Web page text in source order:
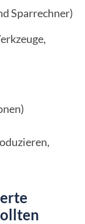
Sparrechner)